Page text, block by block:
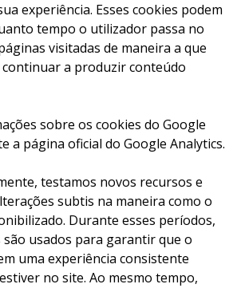
experiência. Esses cookies podem
tempo o utilizador passa no
visitadas de maneira a que
continuar a produzir conteúdo
sobre os cookies do Google
a página oficial do Google Analytics.
testamos novos recursos e
subtis na maneira como o
Durante esses períodos,
são usados para garantir que o
uma experiência consistente
no site. Ao mesmo tempo,